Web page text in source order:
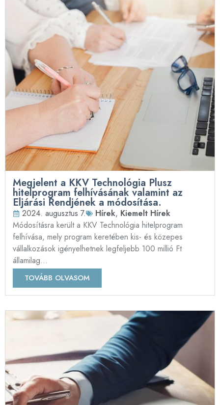
Megjelent a KKV Technológia Plusz
hitelprogram felhívásának valamint az
Eljárási Rendjének a módosítása.
2024. augusztus 7. Hírek, Kiemelt Hírek
Módosításra került a KKV Technológia hitelprogram
felhívása, mely program keretében kis- és közepes
vállalkozások igényelhetnek legfeljebb 100 millió Ft
államilag...
TOVÁBB OLVASOM